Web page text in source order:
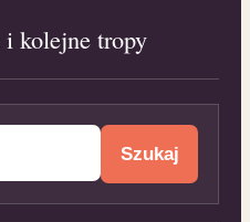
kolejne tropy